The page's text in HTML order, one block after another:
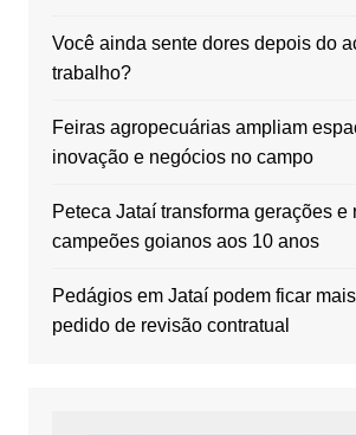
Você ainda sente dores depois do
trabalho?
Feiras agropecuárias ampliam
inovação e negócios no campo
Peteca Jataí transforma gerações e
campeões goianos aos 10 anos
Pedágios em Jataí podem ficar
pedido de revisão contratual